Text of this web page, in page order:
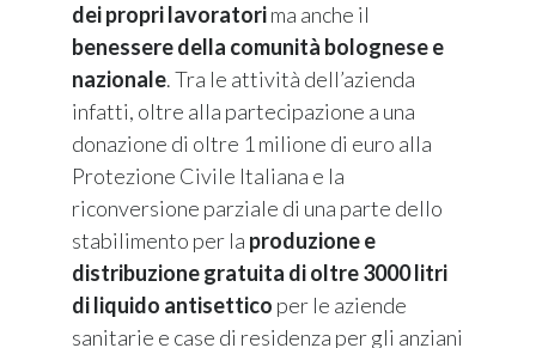
dei propri lavoratorima anche il
benessere della comunità bolognese e
nazionale. Tra le attività dell’azienda
infatti, oltre alla partecipazione a una
donazione di oltre 1 milione di euro alla
Protezione Civile Italiana e la
riconversione parziale di una parte dello
stabilimento per la produzione e
distribuzione gratuita di oltre 3000 litri
di liquido antisettico per le aziende
sanitarie e case di residenza per gli anziani